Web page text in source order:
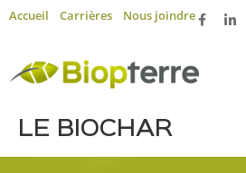
Accueil Carrières Nous joindre
LE BIOCHAR